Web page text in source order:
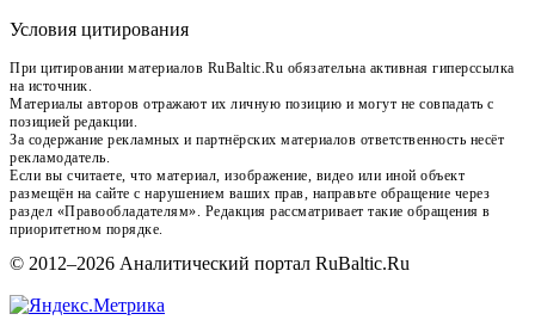
Условия цитирования
При цитировании материалов RuBaltic.Ru обязательна активная гиперссылка
на источник.
Материалы авторов отражают их личную позицию и могут не совпадать с
позицией редакции.
За содержание рекламных и партнёрских материалов ответственность несёт
рекламодатель.
Если вы считаете, что материал, изображение, видео или иной объект
размещён на сайте с нарушением ваших прав, направьте обращение через
раздел «Правообладателям». Редакция рассматривает такие обращения в
приоритетном порядке.
© 2012–2026 Аналитический портал RuBaltic.Ru